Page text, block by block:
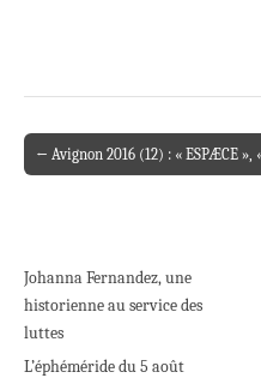
Post navigation
← Avignon 2016 (12) : « ESPÆCE
Johanna Fernandez, une
historienne au service des
luttes
L’éphéméride du 5 août